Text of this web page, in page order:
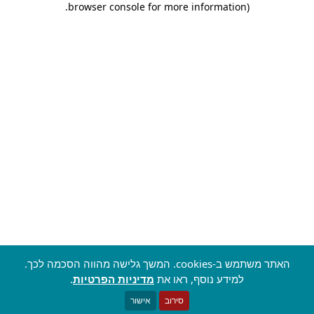
browser console for more information)
.
האתר משתמש ב-cookies. המשך גלישה מהווה הסכמה לכך.
למידע נוסף, ראו את מדיניות הפרטיות.
סירוב אישור